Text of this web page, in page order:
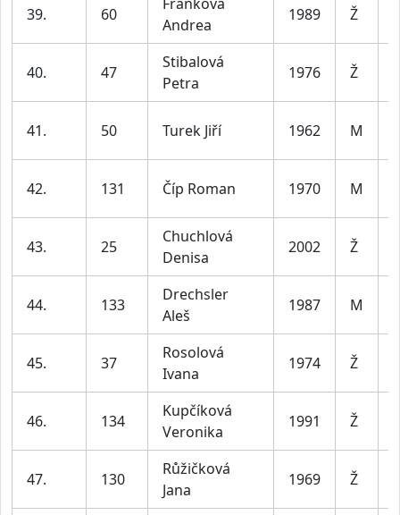
39. 60
Andrea
1989 Ž
40. 47
Stibalová
Petra
1976 Ž
41. 50 Turek Jiří 1962 M
42. 131 Číp Roman 1970 M
43. 25
Chuchlová
Denisa
2002 Ž
44. 133
Drechsler
Aleš
1987 M
45. 37
Rosolová
Ivana
1974 Ž
46. 134
Kupčíková
Veronika
1991 Ž
47. 130
Růžičková
Jana
1969 Ž